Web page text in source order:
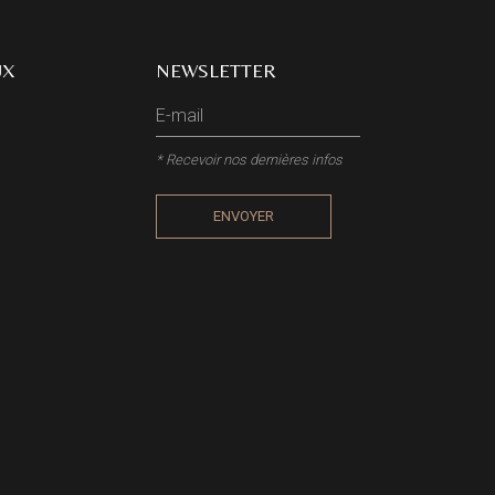
NEWSLETTER
* Recevoir nos dernières infos
ENVOYER